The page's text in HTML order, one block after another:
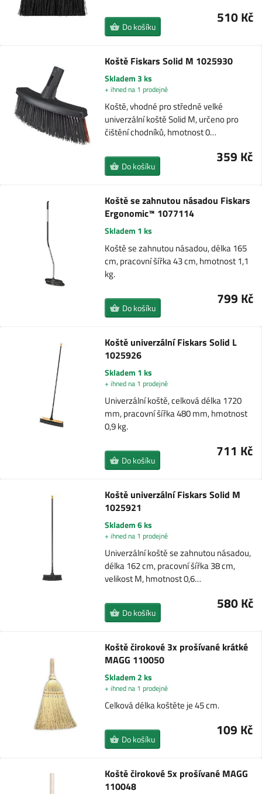
510 Kč
Do košíku
Koště Fiskars Solid M 1025930
Skladem 3 ks
+ ihned na 1 prodejně
Koště, vhodné pro středně velké
univerzální koště Solid M, určeno pro
čištění chodníků, hmotnost 0…
359 Kč
Do košíku
Koště se zahnutou násadou Fiskars
Ergonomic™ 1077114
Skladem 1 ks
Koště se zahnutou násadou, délka 165
cm, pracovní šířka 43 cm, hmotnost 1,1
kg.
799 Kč
Do košíku
Koště univerzální Fiskars Solid L
1025926
Skladem 1 ks
+ ihned na 1 prodejně
Univerzální koště, celková délka 1720
mm, pracovní šířka 480 mm, hmotnost
0,9 kg.
711 Kč
Do košíku
Koště univerzální Fiskars Solid M
1025921
Skladem 6 ks
+ ihned na 1 prodejně
Univerzální koště se zahnutou násadou,
délka 162 cm, pracovní šířka 38 cm,
velikost M, hmotnost 0,6…
580 Kč
Do košíku
Koště čirokové 3x prošívané krátké
MAGG 110050
Skladem 2 ks
+ ihned na 1 prodejně
Celková délka koštěte je 45 cm.
109 Kč
Do košíku
Koště čirokové 5x prošívané MAGG
110048